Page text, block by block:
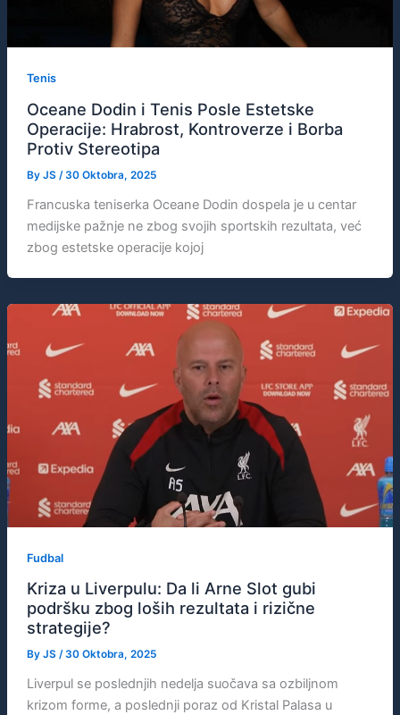
Tenis
Oceane Dodin i Tenis Posle Estetske
Operacije: Hrabrost, Kontroverze i Borba
Protiv Stereotipa
By JS /30 Oktobra, 2025
Francuska teniserka Oceane Dodin dospela je u centar
medijske pažnje ne zbog svojih sportskih rezultata, već
zbog estetske operacije kojoj
Fudbal
Kriza u Liverpulu: Da li Arne Slot gubi
podršku zbog loših rezultata i rizične
strategije?
By JS /30 Oktobra, 2025
Liverpul se poslednjih nedelja suočava sa ozbiljnom
krizom forme, a poslednji poraz od Kristal Palasa u